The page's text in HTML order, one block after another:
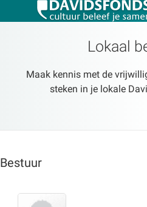
Lokaal
Maak kennis met de
steken in je lokale
Bestuur
Zoeken